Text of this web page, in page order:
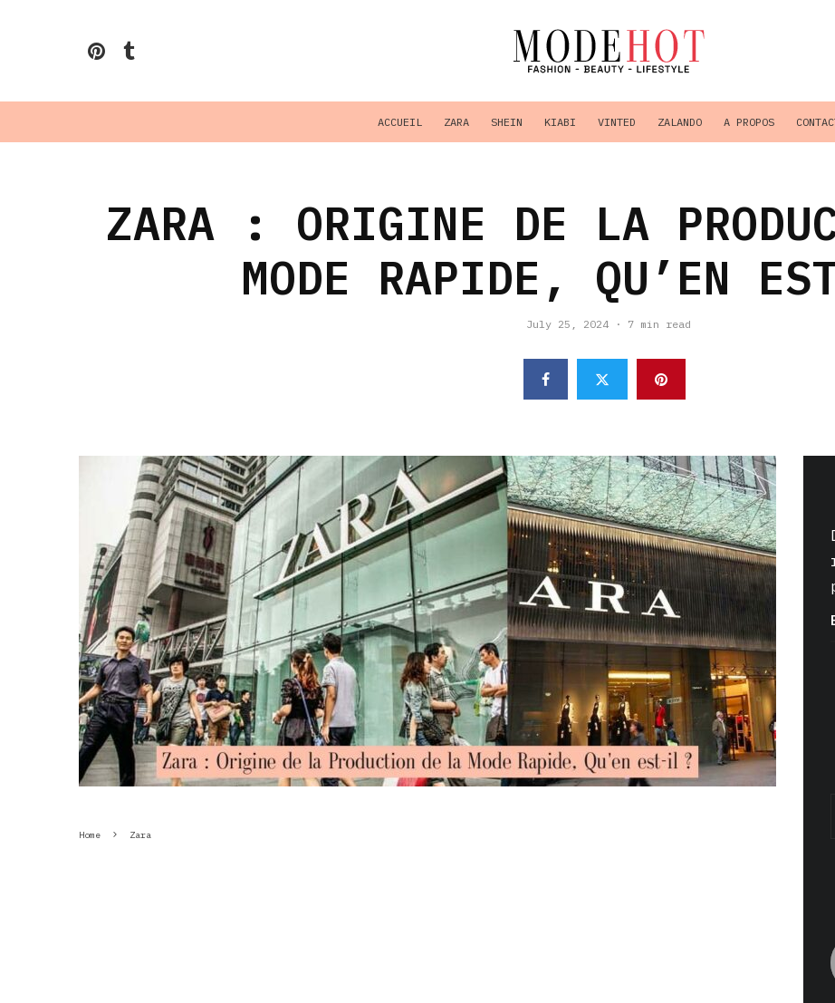
ACCUEIL ZARA SHEIN KIABI VINTED ZALANDO A PROPOS
ZARA : ORIGINE DE LA
MODE RAPIDE, QU’EN
July 25, 2024 · 7 min read
Home Zara